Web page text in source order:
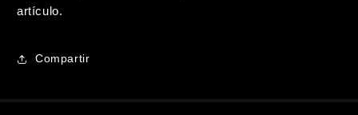
artículo.
Compartir